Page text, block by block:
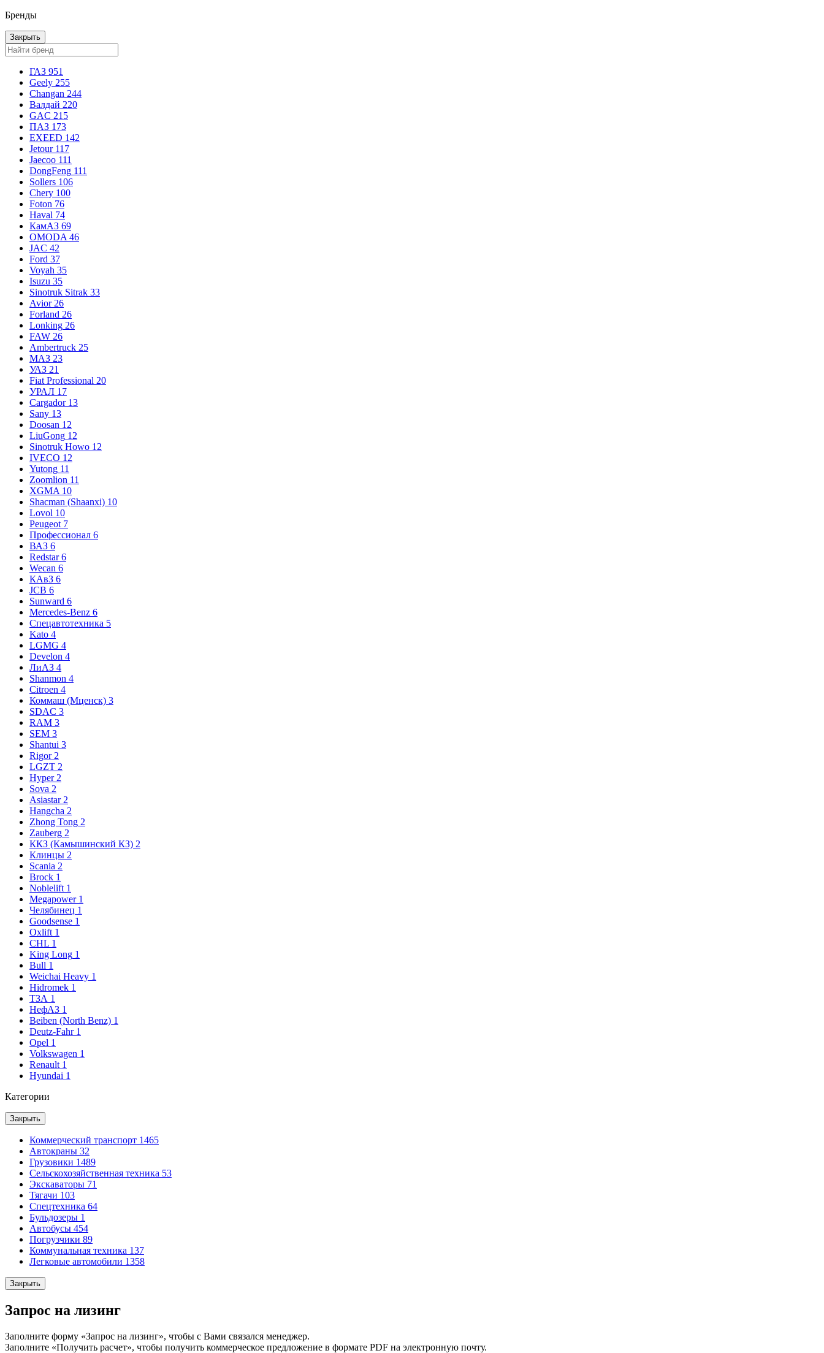
Бренды
Закрыть
ГАЗ 951
Geely 255
Changan 244
Валдай 220
GAC 215
ПАЗ 173
EXEED 142
Jetour 117
Jaecoo 111
DongFeng 111
Sollers 106
Chery 100
Foton 76
Haval 74
КамАЗ 69
OMODA 46
JAC 42
Ford 37
Voyah 35
Isuzu 35
Sinotruk Sitrak 33
Avior 26
Forland 26
Lonking 26
FAW 26
Ambertruck 25
МАЗ 23
УАЗ 21
Fiat Professional 20
УРАЛ 17
Cargador 13
Sany 13
Doosan 12
LiuGong 12
Sinotruk Howo 12
IVECO 12
Yutong 11
Zoomlion 11
XGMA 10
Shacman (Shaanxi) 10
Lovol 10
Peugeot 7
Профессионал 6
ВАЗ 6
Redstar 6
Wecan 6
КАвЗ 6
JCB 6
Sunward 6
Mercedes-Benz 6
Спецавтотехника 5
Kato 4
LGMG 4
Develon 4
ЛиАЗ 4
Shanmon 4
Citroen 4
Коммаш (Мценск) 3
SDAC 3
RAM 3
SEM 3
Shantui 3
Rigor 2
LGZT 2
Hyper 2
Sova 2
Asiastar 2
Hangcha 2
Zhong Tong 2
Zauberg 2
ККЗ (Камышинский КЗ) 2
Клинцы 2
Scania 2
Brock 1
Noblelift 1
Megapower 1
Челябинец 1
Goodsense 1
Oxlift 1
CHL 1
King Long 1
Bull 1
Weichai Heavy 1
Hidromek 1
ТЗА 1
НефАЗ 1
Beiben (North Benz) 1
Deutz-Fahr 1
Opel 1
Volkswagen 1
Renault 1
Hyundai 1
Категории
Закрыть
Коммерческий транспорт 1465
Автокраны 32
Грузовики 1489
Сельскохозяйственная техника 53
Экскаваторы 71
Тягачи 103
Спецтехника 64
Бульдозеры 1
Автобусы 454
Погрузчики 89
Коммунальная техника 137
Легковые автомобили 1358
Закрыть
Запрос на лизинг
Заполните форму «Запрос на лизинг», чтобы с Вами связался менеджер.
Заполните «Получить расчет», чтобы получить коммерческое предложение в формате PDF на электронную почту.